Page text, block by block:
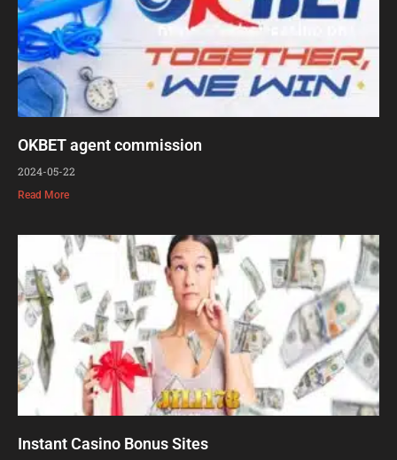
OKBET agent commission
2024-05-22
Read More
Instant Casino Bonus Sites